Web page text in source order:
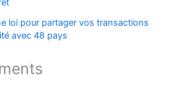
loi pour partager vos transactions
avec 48 pays